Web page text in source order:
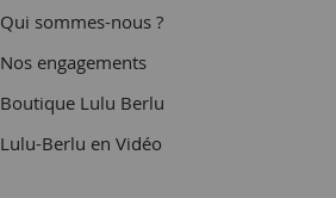
Qui sommes-nous ?
Nos engagements
Boutique Lulu Berlu
Lulu-Berlu en Vidéo